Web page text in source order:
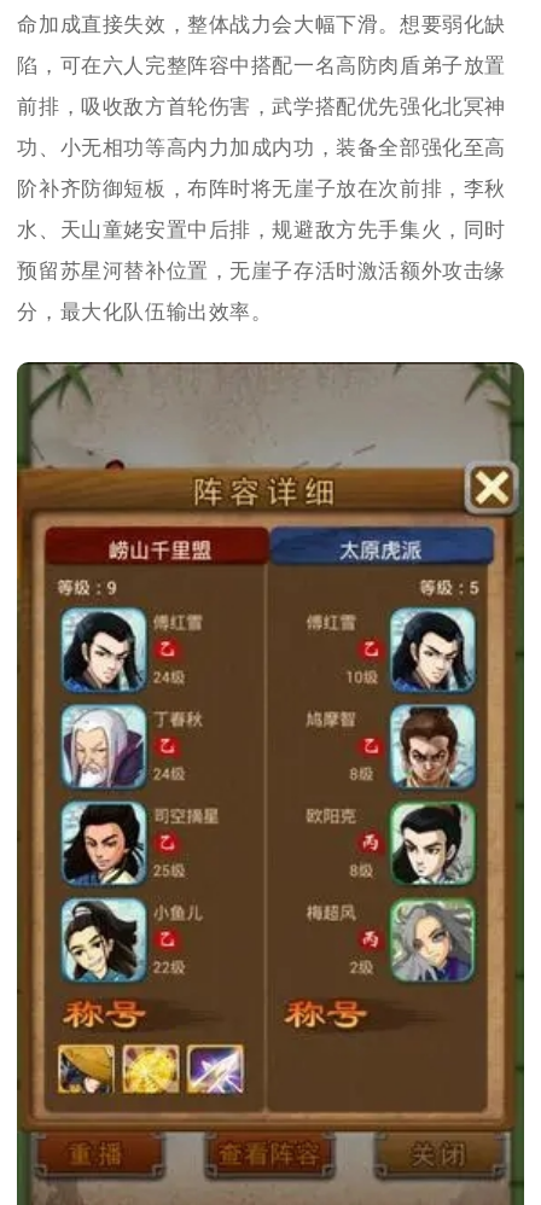
命加成直接失效，整体战力会大幅下滑。想要弱化缺
陷，可在六人完整阵容中搭配一名高防肉盾弟子放置
前排，吸收敌方首轮伤害，武学搭配优先强化北冥神
功、小无相功等高内力加成内功，装备全部强化至高
阶补齐防御短板，布阵时将无崖子放在次前排，李秋
水、天山童姥安置中后排，规避敌方先手集火，同时
预留苏星河替补位置，无崖子存活时激活额外攻击缘
分，最大化队伍输出效率。